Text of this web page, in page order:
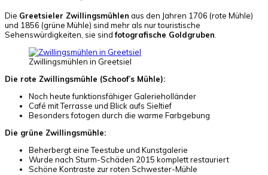
Die Greetsieler Zwillingsmühlen aus den Jahren 1706 (rote Mühle)
und 1856 (grüne Mühle) sind mehr als nur touristische
Sehenswürdigkeiten, sie sindfotografische Goldgruben
Zwillingsmühlen in Greetsiel
Die rote Zwillingsmühle (Schoof’s Mühle):
Noch heute funktionsfähiger Galerieholländer
Café mit Terrasse und Blick aufs Sieltief
Besonders fotogen durch die warme Farbgebung
Die grüne Zwillingsmühle:
Beherbergt eine Teestube und Kunstgalerie
Wurde nach Sturm-Schäden 2015 komplett restauriert
Schöne Kontraste zur roten Schwester-Mühle